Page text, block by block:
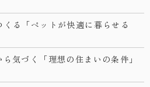
る「ペットが快適に暮らせる
気づく「理想の住まいの条件」